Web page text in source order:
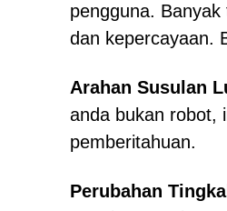
pengguna.
dan kepercayaan.
Arahan Susulan
anda bukan robot,
pemberitahuan.
Perubahan